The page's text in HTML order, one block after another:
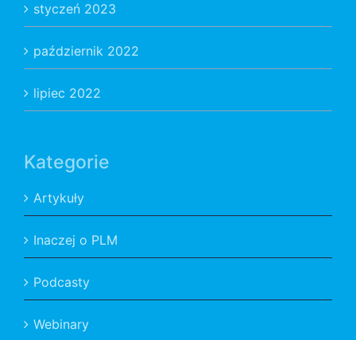
styczeń 2023
październik 2022
lipiec 2022
Kategorie
Artykuły
Inaczej o PLM
Podcasty
Webinary